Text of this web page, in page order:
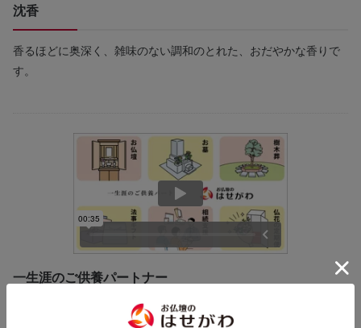
沈香
香るほどに奥深く、雑味のない調和のとれた、おだやかな香りで
す。
一生涯のご供養パートナー
はせがわは、お仏壇や墓石の販売をはじめ、様々なご供養に関す